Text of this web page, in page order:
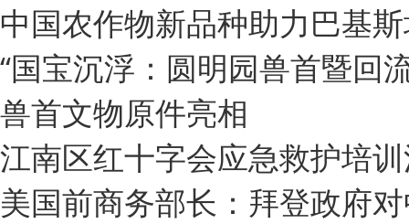
中国农作物新品种助力巴基
“国宝沉浮：圆明园兽首暨回
兽首文物原件亮相
江南区红十字会应急救护培
美国前商务部长：拜登政府